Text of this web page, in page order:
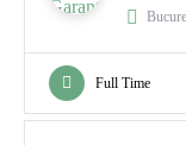
Full Time